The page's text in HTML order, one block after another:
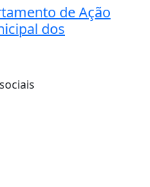
de Ação
dos